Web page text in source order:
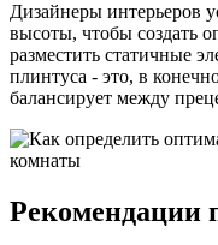
Дизайнеры интерьеров
высоты, чтобы создать
разместить статичные
плинтуса - это, в
балансирует между
Рекомендации